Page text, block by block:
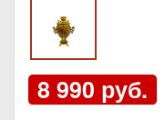
8 990 руб.